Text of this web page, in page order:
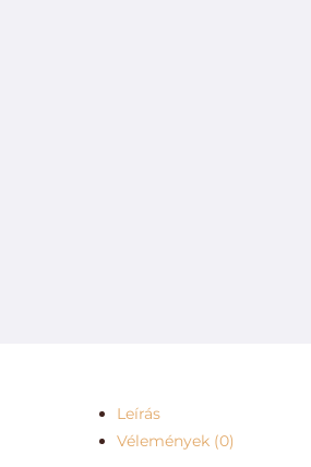
Leírás
Vélemények (0)